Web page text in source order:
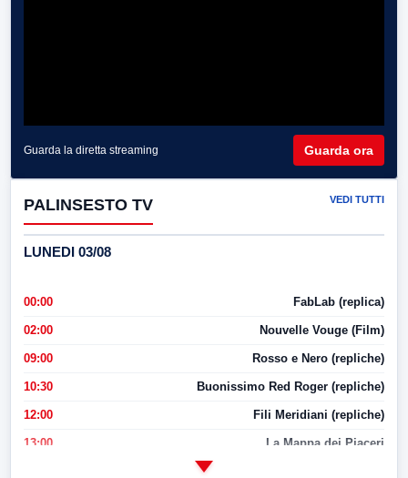
Guarda la diretta streaming Guarda ora
PALINSESTO TV VEDI TUTTI
LUNEDI 03/08
00:00 FabLab (replica)
02:00 Nouvelle Vouge (Film)
09:00 Rosso e Nero (repliche)
10:30 Buonissimo Red Roger (repliche)
12:00 Fili Meridiani (repliche)
13:00 La Mappa dei Piaceri